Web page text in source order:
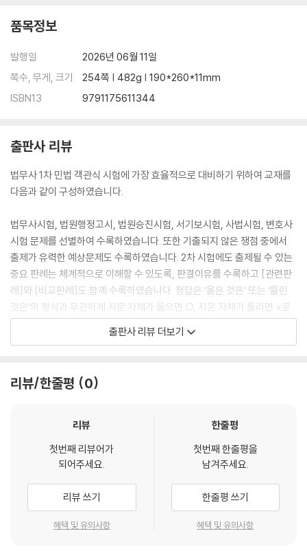
품목정보
발행일
2026년 06월 11일
쪽수, 무게, 크기
254쪽 | 482g | 190*260*11mm
ISBN13
9791175611344
출판사 리뷰
법무사 1차 민법 객관식 시험에 가장 효율적으로 대비하기 위하여 교재를
다음과 같이 구성하였습니다.
법무사시험, 법원행정고시, 법원승진시험, 서기보시험, 사법시험, 변호사
시험 문제를 선별하여 수록하였습니다. 또한 기출되지 않은 쟁점 중에서
출제가 유력한 예상문제도 수록하였습니다. 2차 시험에도 출제될 수 있는
중요 판례는 체계적으로 이해할 수 있도록, 판결이유를 수록하고 [관련판
례]와 [비교판례]도 함께 수록하였습니다. 정답은 ‘옳은 것은’ 또는 ‘틀린
것은’의 형식과 무관하게 지문 자체가 옳으면 ○, 지문 자체가 틀리면 ×로
표시하였습니다.
정도로 많은 연습이 필요하다고 합니다. 우리가 시험에 합격하기 위해서도
용보다 더 좋은 형식으로 꾸며주시는 윌비스 출판팀의 원성일 수석님께 고
마운 마음을 전합니다. 편한 환경에서 강의에 전념할 수 있도록 도와주시
는 합격의 법학원 이진성 원장님과 이현종 부원장님께 감사의 말씀을 드립
니다. 합격의 법학원이 법무사 시험에서 가장 많은 합격생을 배출하는 학
원이 되도록 최선을 다하겠습니다.
출판사 리뷰 더보기
리뷰/한줄평 0
리뷰
첫번째 리뷰어가
되어주세요.
리뷰 쓰기
혜택 및 유의사항
한줄평
첫번째 한줄평을
남겨주세요.
한줄평 쓰기
혜택 및 유의사항